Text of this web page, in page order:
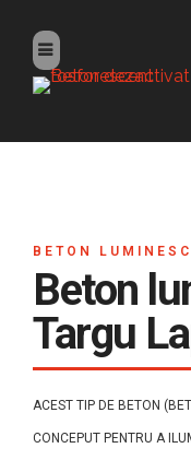
BETON
Beton
Targu
ACEST TIP DE BETON
CONCEPUT PENTRU A